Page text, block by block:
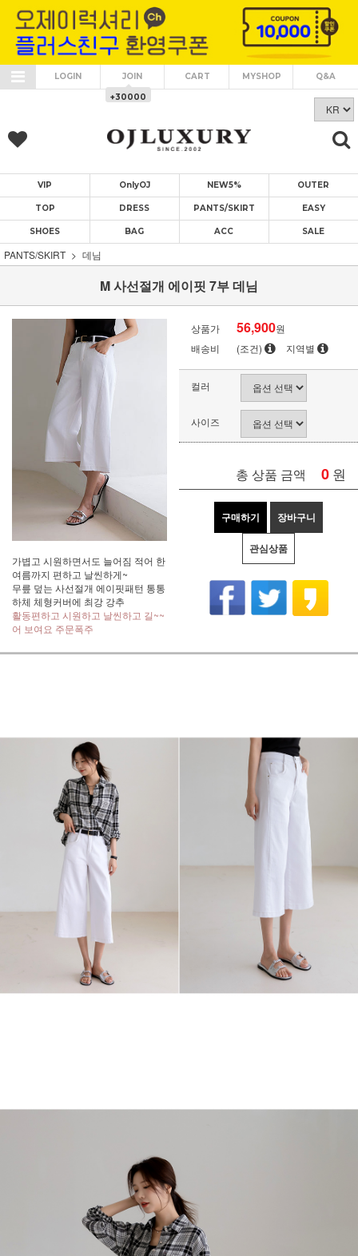
LOGIN JOIN
+30000
CART MYSHOP Q&A
VIP OnlyOJ NEW5% OUTER
TOP DRESS PANTS/SKIRT EASY
SHOES BAG ACC SALE
PANTS/SKIRT 데님
M 사선절개 에이핏 7부 데님
가볍고 시원하면서도 늘어짐 적어 한
여름까지 편하고 날씬하게~
무릎 덮는 사선절개 에이핏패턴 통통
하체 체형커버에 최강 강추
활동편하고 시원하고 날씬하고 길~~
어 보여요 주문폭주
상품가 56,900원
배송비
(조건) 지역별
컬러
사이즈
총 상품 금액 0 원
구매하기 장바구니
관심상품